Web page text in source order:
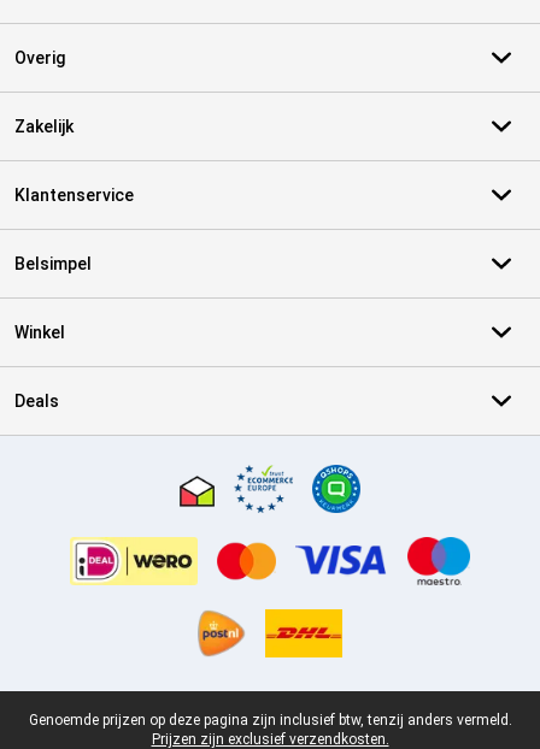
Overig
Zakelijk
Klantenservice
Belsimpel
Winkel
Deals
Juridische voettekst
Genoemde prijzen op deze pagina zijn inclusief btw, tenzij anders vermeld.
Prijzen zijn exclusief verzendkosten.